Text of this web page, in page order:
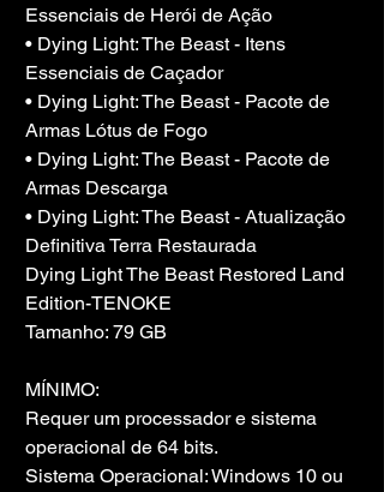
Essenciais de Herói de Ação
• Dying Light: The Beast - Itens
Essenciais de Caçador
• Dying Light: The Beast - Pacote de
Armas Lótus de Fogo
• Dying Light: The Beast - Pacote de
Armas Descarga
• Dying Light: The Beast - Atualização
Definitiva Terra Restaurada
Dying Light The Beast Restored Land
Edition-TENOKE
Tamanho: 79 GB
MÍNIMO:
Requer um processador e sistema
operacional de 64 bits.
Sistema Operacional: Windows 10 ou